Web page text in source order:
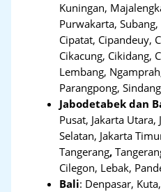
Kuningan,
Purwakarta,
Cipatat, Cipandeuy,
Cikacung, Cikidang,
Lembang,
Parangpong,
Jabodetabek dan
Pusat, Jakarta Utara,
Selatan, Jakarta
Tangerang,
Cilegon, Lebak,
Bali: Denpasar,